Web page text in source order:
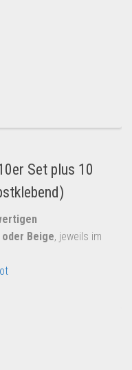
Set plus 10
oder Beige, jeweils im